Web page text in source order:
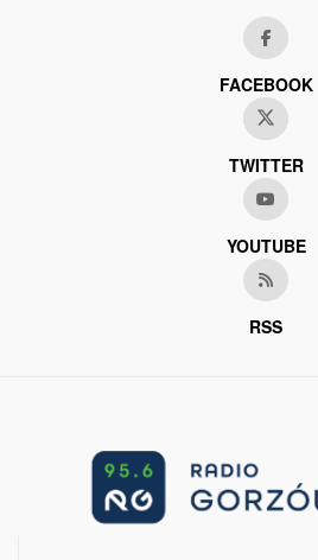
FACEBOOK
TWITTER
YOUTUBE
RSS